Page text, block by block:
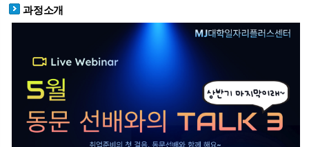
과정소개